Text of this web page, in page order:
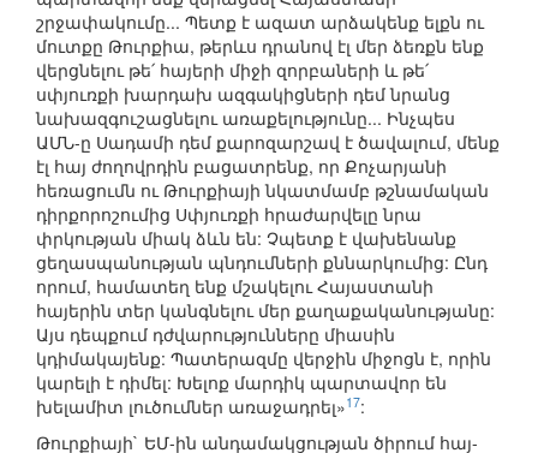
շրջափակումը... Պետք է ազատ արձակենք ելքն ու
մուտքը Թուրքիա, թերևս դրանով էլ մեր ձեռքն ենք
վերցնելու թե՛ հայերի միջի զորբաների և թե՛
սփյուռքի խարդախ ազգակիցների դեմ նրանց
նախազգուշացնելու առաքելությունը... Ինչպես
ԱՄՆ-ը Սադամի դեմ քարոզարշավ է ծավալում, մենք
էլ հայ ժողովրդին բացատրենք, որ Քոչարյանի
հեռացումն ու Թուրքիայի նկատմամբ թշնամական
դիրքորոշումից Սփյուռքի հրաժարվելը նրա
փրկության միակ ձևն են: Չպետք է վախենանք
ցեղասպանության պնդումների քննարկումից: Ընդ
որում, համատեղ ենք մշակելու Հայաստանի
հայերին տեր կանգնելու մեր քաղաքականությանը:
Այս դեպքում դժվարությունները միասին
կդիմակայենք: Պատերազմը վերջին միջոցն է, որին
կարելի է դիմել: Խելոք մարդիկ պարտավոր են
խելամիտ լուծումներ առաջադրել»17:
Թուրքիայի` ԵՄ-ին անդամակցության ծիրում հայ-